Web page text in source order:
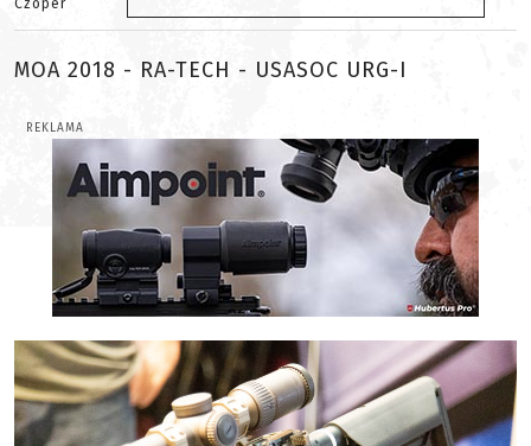
Czoper
MOA 2018 - RA-TECH - USASOC URG-I
REKLAMA